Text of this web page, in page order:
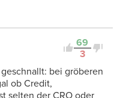
69
3
bei gröberen
ob Credit,
selten der CRO oder